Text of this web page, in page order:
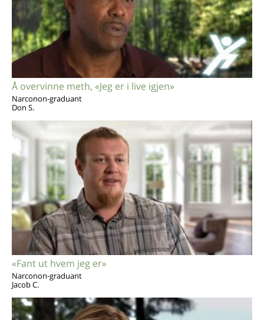
Å overvinne meth, «Jeg er i live igjen»
Narconon-graduant
Don S.
«Fant ut hvem jeg er»
Narconon-graduant
Jacob C.